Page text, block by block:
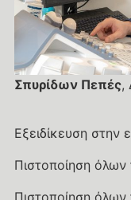
Σπυρίδων Πεπές,
Εξειδίκευση στην
Πιστοποίηση
Πιστοποίηση